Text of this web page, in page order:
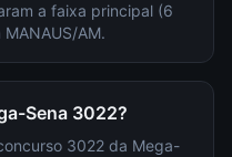
a faixa principal (6
AM.
Sena 3022?
3022 da Mega-